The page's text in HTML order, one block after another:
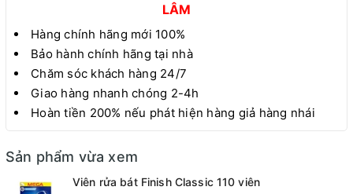
LÂM
Hàng chính hãng mới 100%
Bảo hành chính hãng tại nhà
Chăm sóc khách hàng 24/7
Giao hàng nhanh chóng 2-4h
Hoàn tiền 200% nếu phát hiện hàng giả hàng nhái
Sản phẩm vừa xem
Viên rửa bát Finish Classic 110 viên